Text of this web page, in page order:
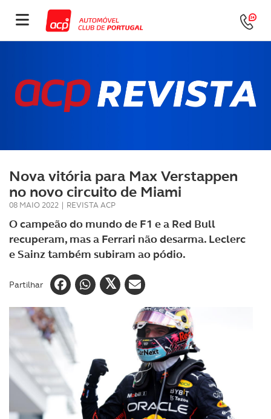
Nova vitória para Max Verstappen
no novo circuito de Miami
08 MAIO 2022 | REVISTA ACP
O campeão do mundo de F1 e a Red Bull
recuperam, mas a Ferrari não desarma. Leclerc
e Sainz também subiram ao pódio.
Partilhar